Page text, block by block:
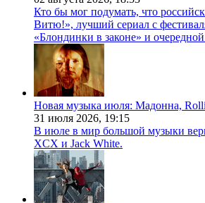
Кто бы мог подумать, что
Витю!», лучший сериал с
«Блондинки в законе» и
Новая музыка июля: Мадонна,
31 июля 2026, 19:15
В июле в мир большой музыки
XCX и Jack White.